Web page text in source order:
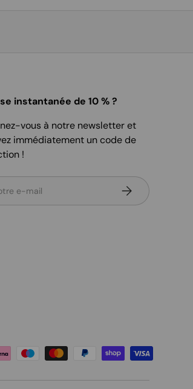
instantanée de 10 % ?
vous à notre newsletter et
immédiatement un code de
!
S’inscrire